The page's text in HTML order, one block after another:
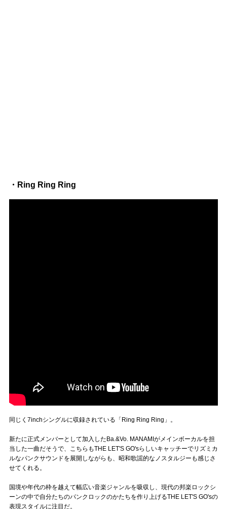
・Ring Ring Ring
同じく7inchシングルに収録されている「Ring Ring Ring」。
新たに正式メンバーとして加入したBa.&Vo. MANAMIがメインボーカルを担
当した一曲だそうで、こちらもTHE LET'S GO'sらしいキャッチーでリズミカ
ルなパンクサウンドを展開しながらも、昭和歌謡的なノスタルジーも感じさ
せてくれる。
国境や年代の枠を越えて幅広い音楽ジャンルを吸収し、現代の邦楽ロックシ
ーンの中で自分たちのパンクロックのかたちを作り上げるTHE LET'S GO'sの
表現スタイルに注目だ。